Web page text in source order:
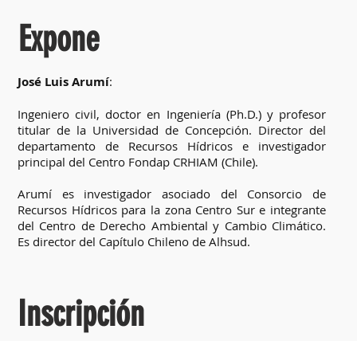
Expone
José Luis Arumí:
Ingeniero civil, doctor en Ingeniería (Ph.D.) y profesor
titular de la Universidad de Concepción. Director del
departamento de Recursos Hídricos e investigador
principal del Centro Fondap CRHIAM (Chile).
Arumí es investigador asociado del Consorcio de
Recursos Hídricos para la zona Centro Sur e integrante
del Centro de Derecho Ambiental y Cambio Climático.
Es director del Capítulo Chileno de Alhsud.
Inscripción